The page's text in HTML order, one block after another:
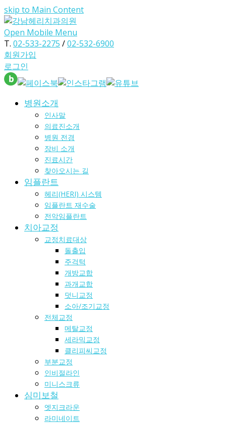
skip to Main Content
Open Mobile Menu
T. 02-533-2275 /02-532-6900
회원가입
로그인
병원소개
인사말
의료진소개
병원 전경
장비 소개
진료시간
찾아오시는 길
임플란트
헤리(HERI) 시스템
임플란트 재수술
전악임플란트
치아교정
교정치료대상
돌출입
주걱턱
개방교합
과개교합
덧니교정
소아/조기교정
전체교정
메탈교정
세라믹교정
클리피씨교정
부분교정
인비절라인
미니스크류
심미보철
엣지크라운
라미네이트